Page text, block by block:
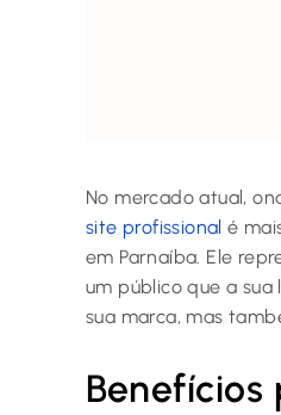
No mercado atual,
site profissional é
em Parnaíba. Ele
um público que a
sua marca, mas
Benefícios